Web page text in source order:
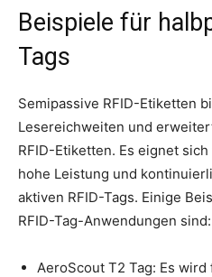
Beispiele für
Tags
Semipassive RFID-Etiketten
Lesereichweiten und
RFID-Etiketten. Es eignet
hohe Leistung und
aktiven RFID-Tags. Einige
RFID-Tag-Anwendungen sind:
AeroScout T2 Tag: Es